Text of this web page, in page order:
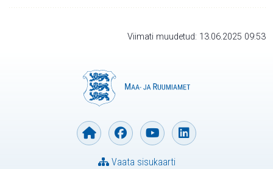
Viimati muudetud: 13.06.2025 09:53
Vaata sisukaarti